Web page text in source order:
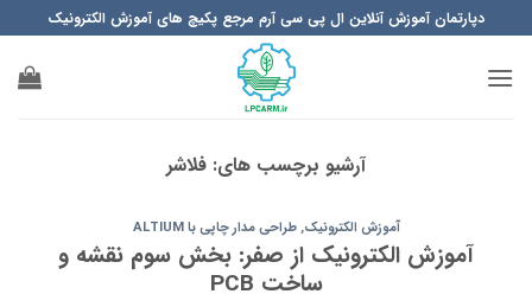
to
content
دپارتمان آموزش آنلاین ال پی سی آرم مرجع پکیچ های آموزش الکترونیک
آرشیو برچسب های: فلاشر
آموزش الکترونیک,طراحی مدار چاپی با ALTIUM
آموزش الکترونیک از صفر: بخش سوم نقشه و
ساخت PCB